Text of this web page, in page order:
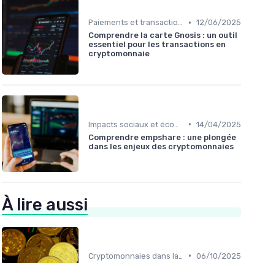
Paiements et transactions • 12/06/2025
Comprendre la carte Gnosis : un outil
essentiel pour les transactions en
cryptomonnaie
• 14/04/2025
Comprendre empshare : une plongée
dans les enjeux des cryptomonnaies
À lire aussi
• 06/10/2025